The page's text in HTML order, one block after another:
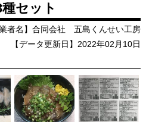
セット
業者名】合同会社 五島くんせい工房
【データ更新日】2022年02月10日